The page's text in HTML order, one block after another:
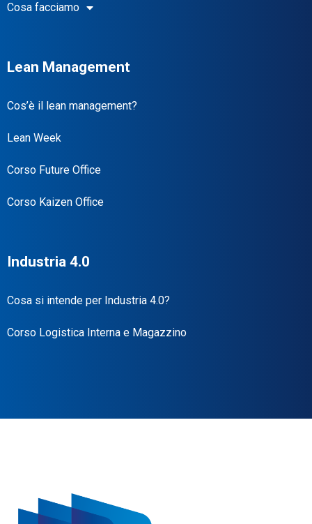
Cosa facciamo
Lean Management
Cos’è il lean management?
Lean Week
Corso Future Office
Corso Kaizen Office
Industria 4.0
Cosa si intende per Industria 4.0?
Corso Logistica Interna e Magazzino